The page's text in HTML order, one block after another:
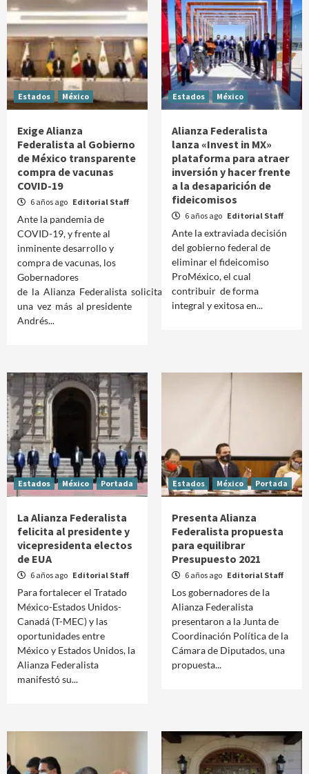
Estados México
Exige Alianza
Federalista al Gobierno
de México transparente
compra de vacunas
COVID-19
6 años ago Editorial Staff
Ante la pandemia de
COVID-19, y frente al
inminente desarrollo y
compra de vacunas, los
Gobernadores
de la Alianza Federalista solicitaron
una vez más al presidente
Andrés...
Estados México
Alianza Federalista
lanza «Invest in MX»
plataforma para atraer
inversión y hacer frente
a la desaparición de
fideicomisos
6 años ago Editorial Staff
Ante la extraviada decisión
del gobierno federal de
eliminar el fideicomiso
ProMéxico, el cual
contribuir de forma
integral y exitosa en...
Estados México Portada
La Alianza Federalista
felicita al presidente y
vicepresidenta electos
de EUA
6 años ago Editorial Staff
Para fortalecer el Tratado
México-Estados Unidos-
Canadá (T-MEC) y las
oportunidades entre
México y Estados Unidos, la
Alianza Federalista
manifestó su...
Estados México Portada
Presenta Alianza
Federalista propuesta
para equilibrar
Presupuesto 2021
6 años ago Editorial Staff
Los gobernadores de la
Alianza Federalista
presentaron a la Junta de
Coordinación Política de la
Cámara de Diputados, una
propuesta...